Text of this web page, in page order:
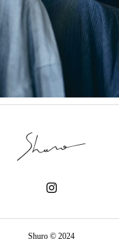
Shuro © 2024